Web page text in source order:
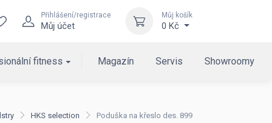
Přihlášení/registrace
Můj účet
Můj košík
0 Kč
fitness Magazín Servis Showroomy
HKS selection Poduška na křeslo des. 899